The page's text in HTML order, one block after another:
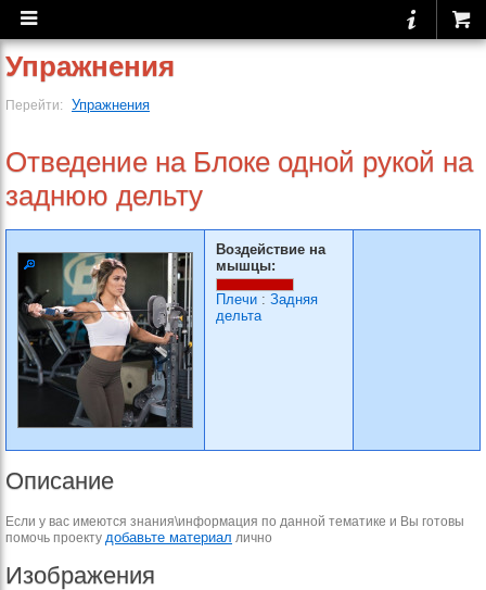
Упражнения
Перейти: Упражнения
Отведение на Блоке одной рукой на
заднюю дельту
Воздействие на
мышцы:
Плечи : Задняя
дельта
Описание
Если у вас имеются знания\информация по данной тематике и Вы готовы
помочь проекту добавьте материал лично
Изображения